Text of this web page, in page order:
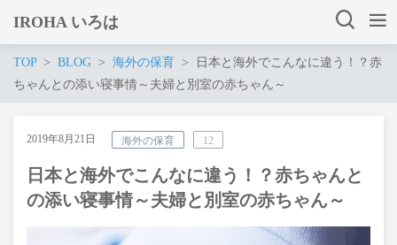
IROHA いろは
TOP BLOG 海外の保育
日本と海外でこんなに違う！？赤
ちゃんとの添い寝事情～夫婦と別室の赤ちゃん～
2019年8月21日 海外の保育 12
日本と海外でこんなに違う！？赤ちゃんと
の添い寝事情～夫婦と別室の赤ちゃん～